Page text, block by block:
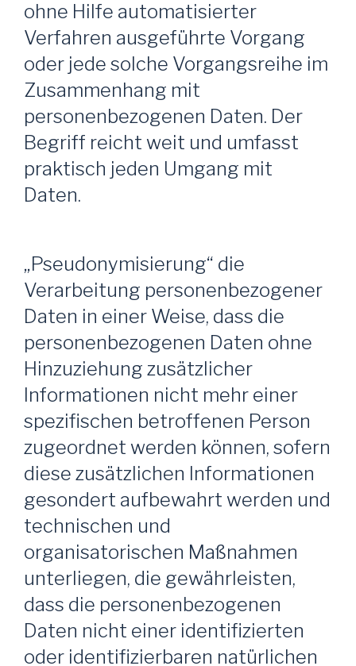
ohne Hilfe automatisierter
Verfahren ausgeführte Vorgang
oder jede solche Vorgangsreihe im
Zusammenhang mit
personenbezogenen Daten. Der
Begriff reicht weit und umfasst
praktisch jeden Umgang mit
Daten.
„Pseudonymisierung“ die
Verarbeitung personenbezogener
Daten in einer Weise, dass die
personenbezogenen Daten ohne
Hinzuziehung zusätzlicher
Informationen nicht mehr einer
spezifischen betroffenen Person
zugeordnet werden können, sofern
diese zusätzlichen Informationen
gesondert aufbewahrt werden und
technischen und
organisatorischen Maßnahmen
unterliegen, die gewährleisten,
dass die personenbezogenen
Daten nicht einer identifizierten
oder identifizierbaren natürlichen